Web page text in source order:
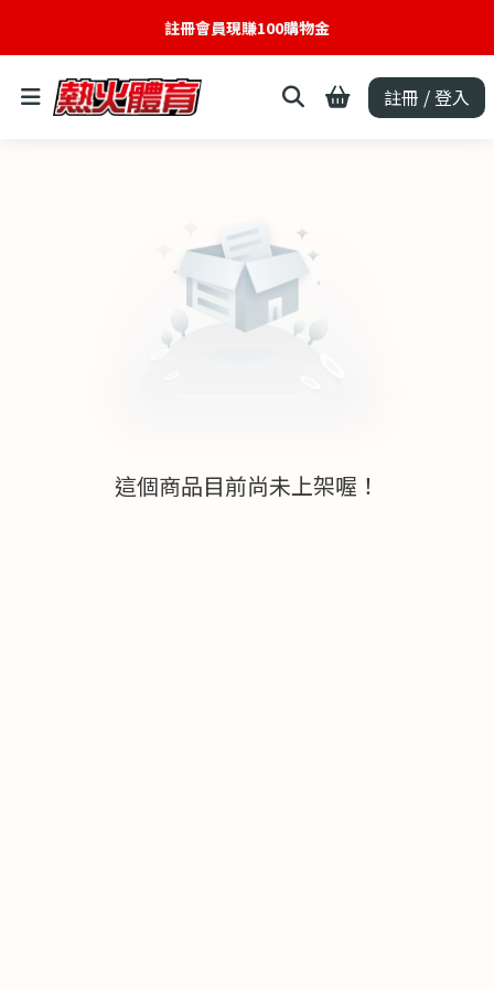
註冊會員現賺100購物金
註冊 / 登入
這個商品目前尚未上架喔！